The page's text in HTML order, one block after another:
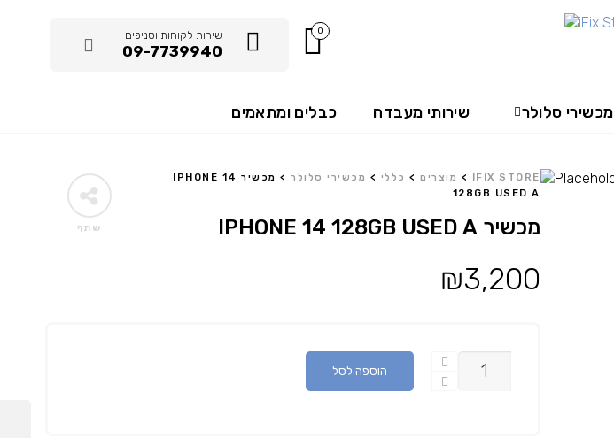
שירות לקוחות וסניפים
09-7739940
0
מכשירי סלולר שירותי מעבדה כבלים ומתאמים
שתף
IFIX STORE
> מוצרים> כללי > מכשירי סלולר>
מכשיר IPHONE 14
128GB USED A
מכשיר IPHONE 14 128GB USED A
₪3,200
כמות
הוספה לסל